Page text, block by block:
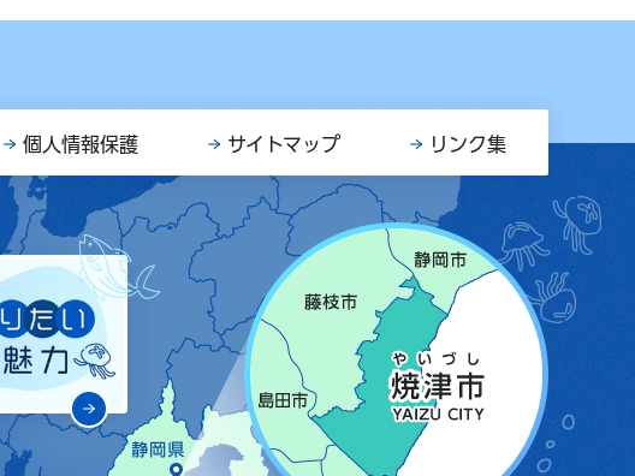
個人情報保護 サイトマップ リンク集